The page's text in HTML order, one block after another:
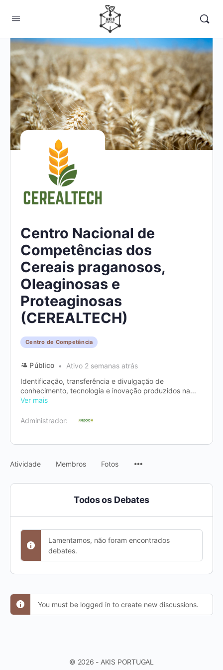
Centro Nacional de
Competências dos
Cereais praganosos,
Oleaginosas e
Proteaginosas
(CEREALTECH)
Centro de Competência
Público
Ativo 2 semanas atrás
Identificação, transferência e divulgação de
conhecimento, tecnologia e inovação produzidos na...
Ver mais
Administrador:
Atividade Membros Fotos
Todos os Debates
Lamentamos, não foram encontrados
debates.
You must be logged in to create new discussions.
© 2026 - AKIS PORTUGAL